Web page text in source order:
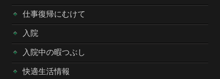
仕事復帰にむけて
入院
入院中の暇つぶし
快適生活情報